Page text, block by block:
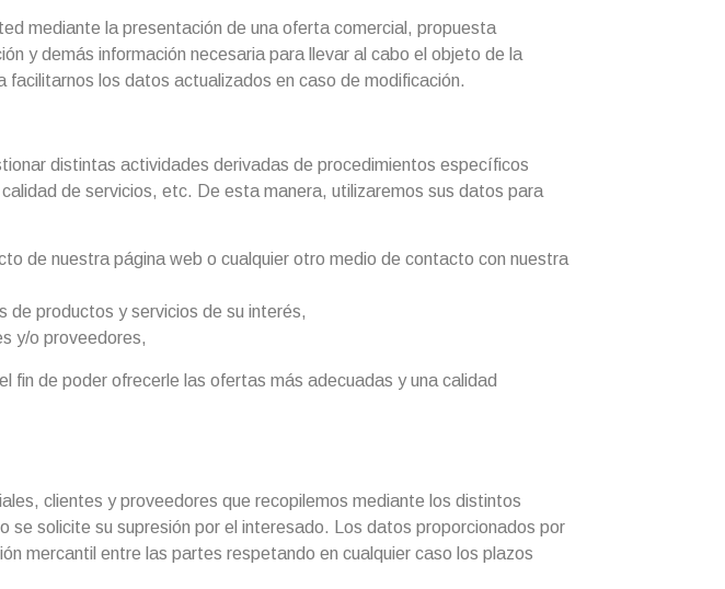
mediante la presentación de una oferta comercial, propuesta
y demás información necesaria para llevar al cabo el objeto de la
los datos actualizados en caso de modificación.
distintas actividades derivadas de procedimientos específicos
de servicios, etc. De esta manera, utilizaremos sus datos para
de nuestra página web o cualquier otro medio de contacto con nuestra
productos y servicios de su interés,
y/o proveedores,
fin de poder ofrecerle las ofertas más adecuadas y una calidad
clientes y proveedores que recopilemos mediante los distintos
se solicite su supresión por el interesado. Los datos proporcionados por
mercantil entre las partes respetando en cualquier caso los plazos